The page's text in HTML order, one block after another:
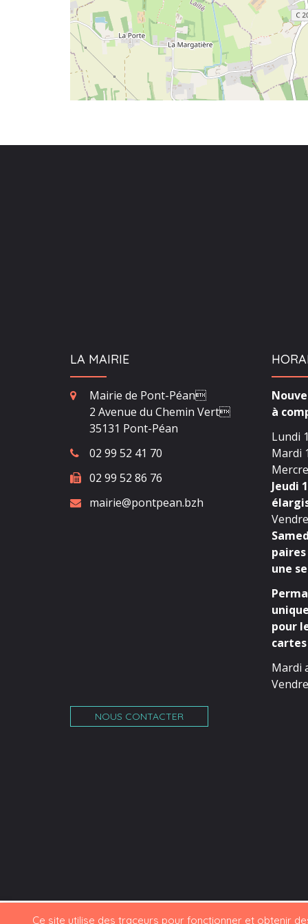
Ce site utilise des traceurs pour fonctionner et obtenir
LA MAIRIE
Mairie de Pont-Péan
2 Avenue du Chemin Vert
35131 Pont-Péan
02 99 52 41 70
02 99 52 86 76
mairie@pontpean.bzh
NOUS CONTACTER
à
Lundi
Mardi
Jeudi
une
pour
Mardi